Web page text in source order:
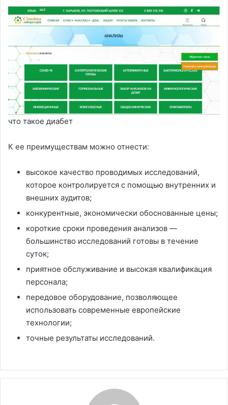
что такое диабет
К ее преимуществам можно отнести:
высокое качество проводимых исследований,
которое контролируется с помощью внутренних и
внешних аудитов;
конкурентные, экономически обоснованные цены;
короткие сроки проведения анализов —
большинство исследований готовы в течение
суток;
приятное обслуживание и высокая квалификация
персонала;
передовое оборудование, позволяющее
использовать современные европейские
технологии;
точные результаты исследований.